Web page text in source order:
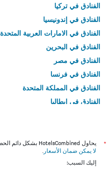
الفنادق في تركيا
الفنادق في إندونيسيا
الفنادق في الامارات العربية المتحدة
الفنادق في البحرين
الفنادق في مصر
الفنادق في فرنسا
الفنادق في المملكة المتحدة
الفنادق في إيطاليا
*
يحاول HotelsCombined بشكل دائم الحصول على الأسعار الدقيقة، ولكن
لا يمكن ضمان الأسعار .
إليك السبب: